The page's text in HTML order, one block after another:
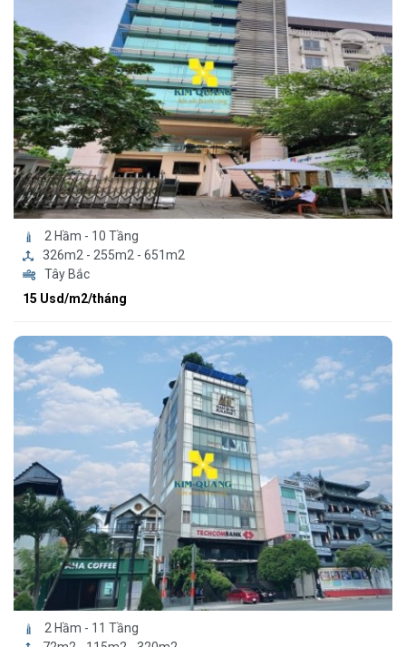
2 Hầm - 10 Tầng
326m2 - 255m2 - 651m2
Tây Bắc
15 Usd/m2/tháng
2 Hầm - 11 Tầng